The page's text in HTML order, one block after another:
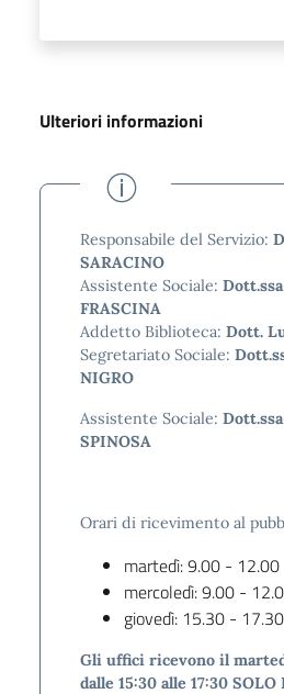
Ulteriori informazioni
Responsabile del Servizio:
SARACINO
Assistente Sociale:
FRASCINA
Addetto Biblioteca: Dott.
Segretariato Sociale:
NIGRO
Assistente Sociale:
SPINOSA
Orari di ricevimento al
martedì: 9.00 - 12.00
mercoledì: 9.00 -
giovedì: 15.30 - 17.30
Gli uffici ricevono il
dalle 15:30 alle 17:30 SOLO